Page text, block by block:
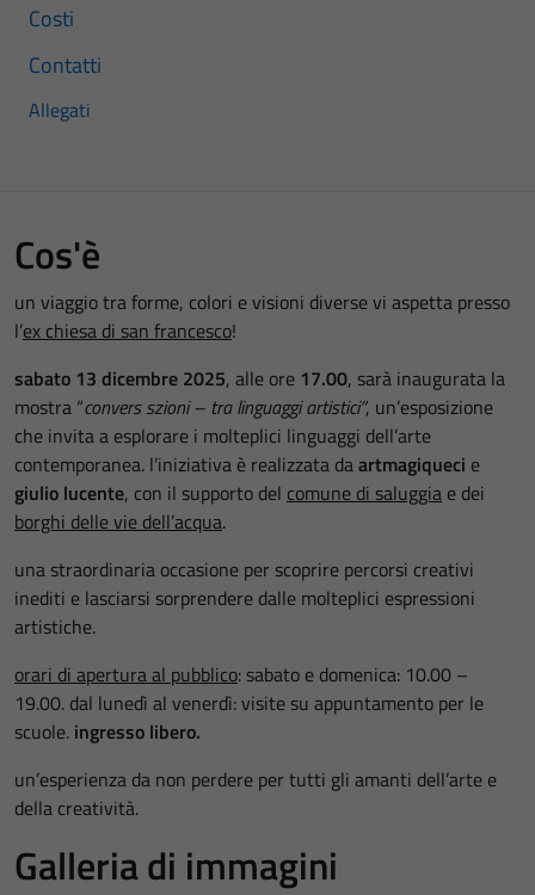
Costi
Contatti
Allegati
Cos'è
un viaggio tra forme, colori e visioni diverse vi aspetta presso
l’ex chiesa di san francesco!
sabato 13 dicembre 2025, alle ore 17.00, sarà inaugurata la
mostra “convers szioni – tra linguaggi artistici”, un’esposizione
che invita a esplorare i molteplici linguaggi dell’arte
contemporanea. l’iniziativa è realizzata daartmagiqueci e
giulio lucente, con il supporto del comune di saluggia e dei
borghi delle vie dell’acqua.
una straordinaria occasione per scoprire percorsi creativi
inediti e lasciarsi sorprendere dalle molteplici espressioni
artistiche.
orari di apertura al pubblico: sabato e domenica: 10.00 –
19.00. dal lunedì al venerdì: visite su appuntamento per le
scuole. ingresso libero.
un’esperienza da non perdere per tutti gli amanti dell’arte e
della creatività.
Galleria di immagini